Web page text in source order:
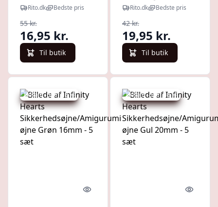
øjne Brun 20mm - 5 sæt
Rito.dk Bedste pris
55 kr.
16,95 kr.
Til butik
øjne Blå 14mm - 5 sæt
Rito.dk Bedste pris
42 kr.
19,95 kr.
Til butik
Udsalg - spar 53 %
Quick look
Udsalg - spar 68 %
Quick